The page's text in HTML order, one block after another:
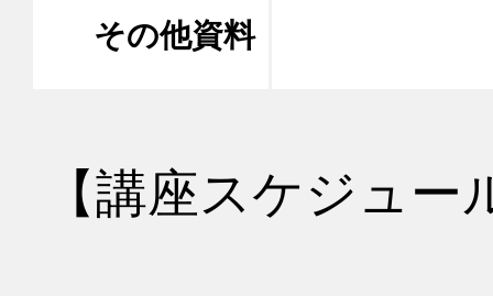
その他資料
【講座スケジュー